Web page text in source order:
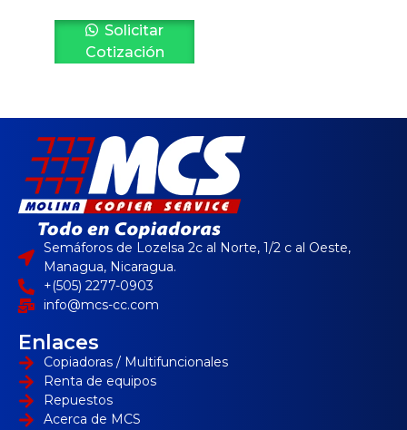
Solicitar
Cotización
Semáforos de Lozelsa 2c al Norte, 1/2 c al Oeste,
Managua, Nicaragua.
+(505) 2277-0903
info@mcs-cc.com
Enlaces
Copiadoras / Multifuncionales
Renta de equipos
Repuestos
Acerca de MCS